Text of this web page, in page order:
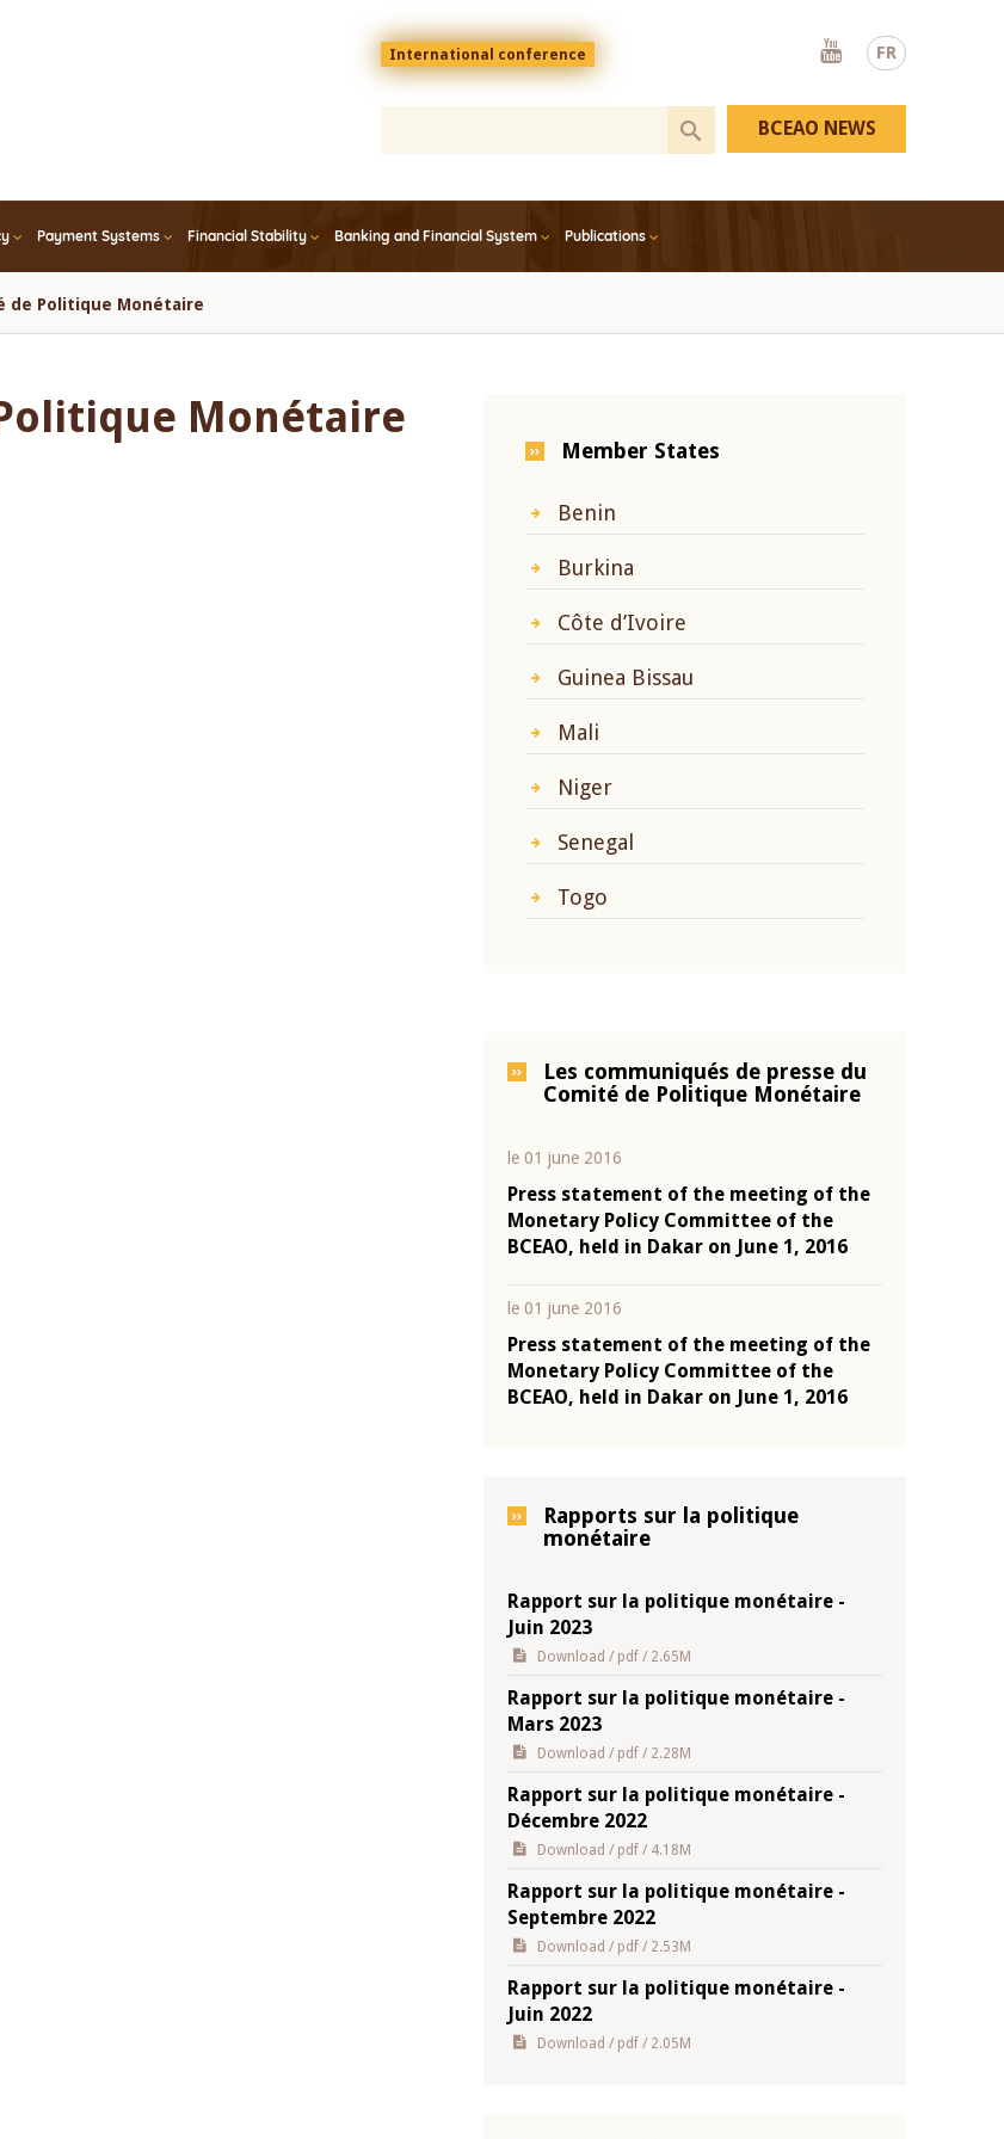
FR
Menu
top
En
International conference
Youtube
Payment Systems Financial Stability Banking and Financial System Publications
BCEAO NEWS
de Politique Monétaire
Monétaire
Member States
Benin
Burkina
Côte d’Ivoire
Guinea Bissau
Mali
Niger
Senegal
Togo
Les communiqués de presse du
Comité de Politique Monétaire
le 01 june 2016
Press statement of the meeting of the
Monetary Policy Committee of the
BCEAO, held in Dakar on June 1, 2016
le 01 june 2016
Press statement of the meeting of the
Monetary Policy Committee of the
BCEAO, held in Dakar on June 1, 2016
Rapports sur la politique
monétaire
Rapport sur la politique monétaire -
Juin 2023
Download / pdf / 2.65M
Rapport sur la politique monétaire -
Mars 2023
Download / pdf / 2.28M
Rapport sur la politique monétaire -
Décembre 2022
Download / pdf / 4.18M
Rapport sur la politique monétaire -
Septembre 2022
Download / pdf / 2.53M
Rapport sur la politique monétaire -
Juin 2022
Download / pdf / 2.05M